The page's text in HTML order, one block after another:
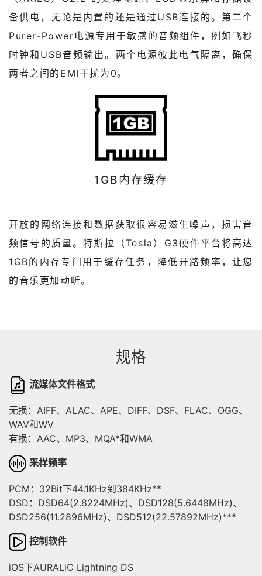
备供电，无论是内置的还是通过USB连接的。第二个
Purer-Power电源专用于敏感的音频组件，例如飞秒
时钟和USB音频输出。两个电源彼此电气隔离，确保
两者之间的EMI干扰为0。
1GB内存缓存
开放的网络连接和数据获取很容易滋生噪声，损害音
频信号的质量。特斯拉（Tesla）G3硬件平台将高达
1GB的内存专门用于缓存任务，降低开路频率，让您
的音乐更加动听。
规格
流媒体文件格式
无损：AIFF、ALAC、APE、DIFF、DSF、FLAC、OGG、
WAV和WV
有损：AAC、MP3、MQA*和WMA
采样频率
PCM：32Bit下44.1KHz到384KHz**
DSD：DSD64(2.8224MHz)、DSD128(5.6448MHz)、
DSD256(11.2896MHz)、DSD512(22.57892MHz)***
控制软件
iOS下AURALiC Lightning DS